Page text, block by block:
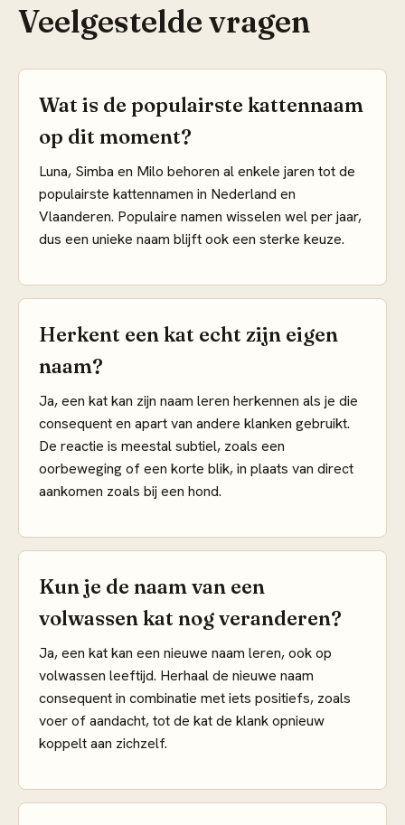
Veelgestelde vragen
Wat is de populairste kattennaam
op dit moment?
Luna, Simba en Milo behoren al enkele jaren tot de
populairste kattennamen in Nederland en
Vlaanderen. Populaire namen wisselen wel per jaar,
dus een unieke naam blijft ook een sterke keuze.
Herkent een kat echt zijn eigen
naam?
Ja, een kat kan zijn naam leren herkennen als je die
consequent en apart van andere klanken gebruikt.
De reactie is meestal subtiel, zoals een
oorbeweging of een korte blik, in plaats van direct
aankomen zoals bij een hond.
Kun je de naam van een
volwassen kat nog veranderen?
Ja, een kat kan een nieuwe naam leren, ook op
volwassen leeftijd. Herhaal de nieuwe naam
consequent in combinatie met iets positiefs, zoals
voer of aandacht, tot de kat de klank opnieuw
koppelt aan zichzelf.